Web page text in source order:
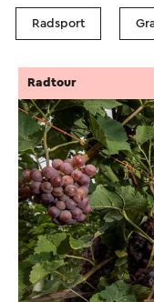
Radsport
Radtour